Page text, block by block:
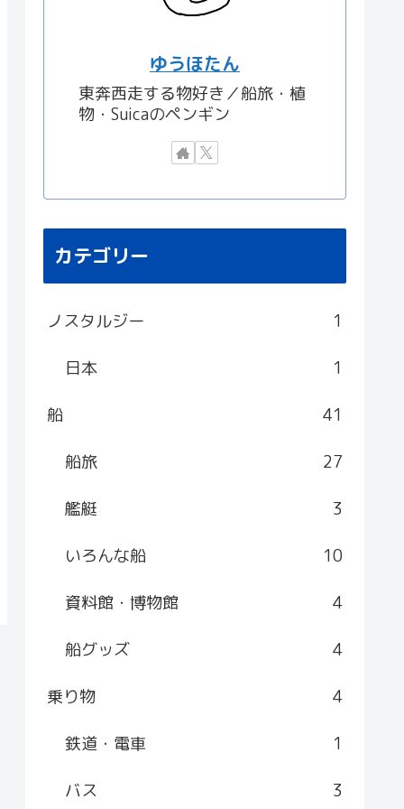
ゆうほたん
東奔西走する物好き／船旅・植
物・Suicaのペンギン
カテゴリー
ノスタルジー 1
日本 1
船 41
船旅 27
艦艇 3
いろんな船 10
資料館・博物館 4
船グッズ 4
乗り物 4
鉄道・電車 1
バス 3